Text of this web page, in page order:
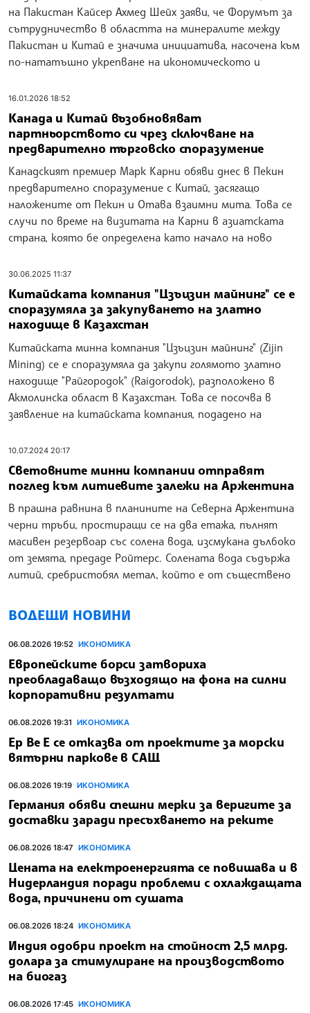
на Пакистан Кайсер Ахмед Шейх заяви, че Форумът за
сътрудничество в областта на минералите между
Пакистан и Китай е значима инициатива, насочена към
по-нататъшно укрепване на икономическото и
16.01.2026 18:52
Канада и Китай възобновяват
партньорството си чрез сключване на
предварително търговско споразумение
Канадският премиер Марк Карни обяви днес в Пекин
предварително споразумение с Китай, засягащо
наложените от Пекин и Отава взаимни мита. Това се
случи по време на визитата на Карни в азиатската
страна, която бе определена като начало на ново
30.06.2025 11:37
Китайската компания "Цзъцзин майнинг" се е
споразумяла за закупуването на златно
находище в Казахстан
Китайската минна компания "Цзъцзин майнинг" (Zijin
Mining) се е споразумяла да закупи голямото златно
находище "Райгородок" (Raigorodok), разположено в
Акмолинска област в Казахстан. Това се посочва в
заявление на китайската компания, подадено на
10.07.2024 20:17
Световните минни компании отправят
поглед към литиевите залежи на Аржентина
В прашна равнина в планините на Северна Аржентина
черни тръби, простиращи се на два етажа, пълнят
масивен резервоар със солена вода, изсмукана дълбоко
от земята, предаде Ройтерс. Солената вода съдържа
литий, сребристобял метал, който е от съществено
ВОДЕЩИ НОВИНИ
06.08.2026 19:52 ИКОНОМИКА
Европейските борси затвориха
преобладаващо възходящо на фона на силни
корпоративни резултати
06.08.2026 19:31 ИКОНОМИКА
Ер Ве Е се отказва от проектите за морски
вятърни паркове в САЩ
06.08.2026 19:19 ИКОНОМИКА
Германия обяви спешни мерки за веригите за
доставки заради пресъхването на реките
06.08.2026 18:47 ИКОНОМИКА
Цената на електроенергията се повишава и в
Нидерландия поради проблеми с охлаждащата
вода, причинени от сушата
06.08.2026 18:24 ИКОНОМИКА
Индия одобри проект на стойност 2,5 млрд.
долара за стимулиране на производството
на биогаз
06.08.2026 17:45 ИКОНОМИКА